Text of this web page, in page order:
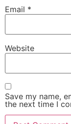
Email *
Website
Save my name,
the next time I